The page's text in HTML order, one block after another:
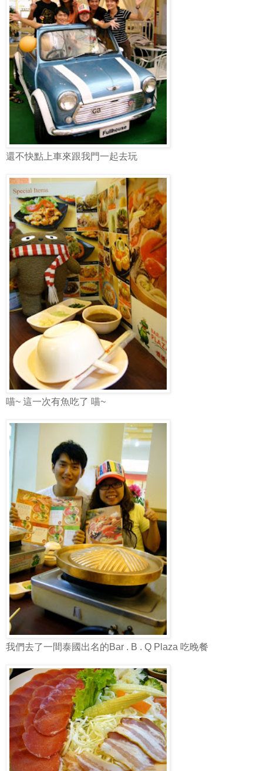
還不快點上車來跟我門一起去玩
喵~ 這一次有魚吃了 喵~
我們去了一間泰國出名的Bar . B . Q Plaza 吃晚餐